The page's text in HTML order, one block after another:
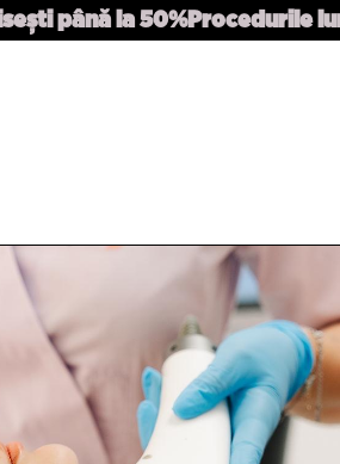
până la 50%Procedurile